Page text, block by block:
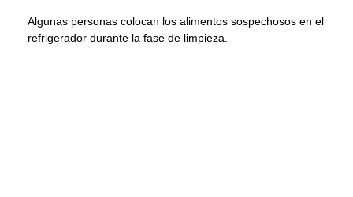
Algunas personas colocan los alimentos sospechosos en el
refrigerador durante la fase de limpieza.